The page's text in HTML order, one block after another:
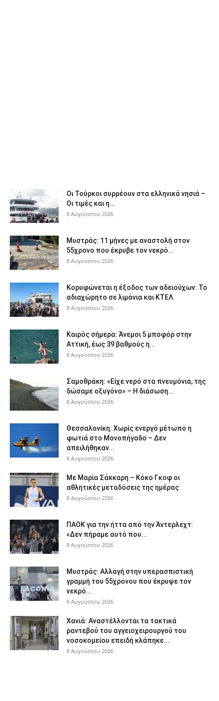
Οι Τούρκοι συρρέουν στα ελληνικά νησιά –
Οι τιμές και η...
8 Αυγούστου 2026
Μυστράς: 11 μήνες με αναστολή στον
55χρονο που έκρυβε τον νεκρό...
8 Αυγούστου 2026
Κορυφώνεται η έξοδος των αδειούχων: Το
αδιαχώρητο σε λιμάνια και ΚΤΕΛ
8 Αυγούστου 2026
Καιρός σήμερα: Άνεμοι 5 μποφόρ στην
Αττική, έως 39 βαθμούς η...
8 Αυγούστου 2026
Σαμοθράκη: «Είχε νερό στα πνευμόνια, της
δώσαμε οξυγόνο» – Η διάσωση...
8 Αυγούστου 2026
Θεσσαλονίκη: Χωρίς ενεργό μέτωπο η
φωτιά στο Μονοπήγαδο – Δεν
απειλήθηκαν...
8 Αυγούστου 2026
Με Μαρία Σάκκαρη – Κόκο Γκοφ οι
αθλητικές μεταδόσεις της ημέρας
8 Αυγούστου 2026
ΠΑΟΚ για την ήττα από την Άντερλεχτ:
«Δεν πήραμε αυτό που...
8 Αυγούστου 2026
Μυστράς: Αλλαγή στην υπερασπιστική
γραμμή του 55χρονου που έκρυψε τον
νεκρό...
8 Αυγούστου 2026
Χανιά: Aναστέλλονται τα τακτικά
ραντεβού του αγγειοχειρουργού του
νοσοκομείου επειδή κλάπηκε...
8 Αυγούστου 2026